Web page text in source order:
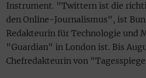
Instrument. "Twittern ist die
den Online-Journalismus", ist
Redakteurin für Technologie und
"Guardian" in London ist. Bis
Chefredakteurin von